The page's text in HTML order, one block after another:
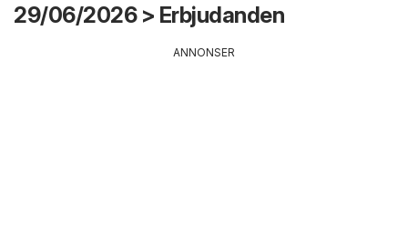
29/06/2026 > Erbjudanden
ANNONSER